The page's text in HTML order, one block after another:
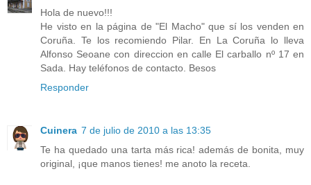
Hola de nuevo!!!
He visto en la página de "El Macho" que sí los venden en
Coruña. Te los recomiendo Pilar. En La Coruña lo lleva
Alfonso Seoane con direccion en calle El carballo nº 17 en
Sada. Hay teléfonos de contacto. Besos
Responder
Cuinera 7 de julio de 2010 a las 13:35
Te ha quedado una tarta más rica! además de bonita, muy
original, ¡que manos tienes! me anoto la receta.